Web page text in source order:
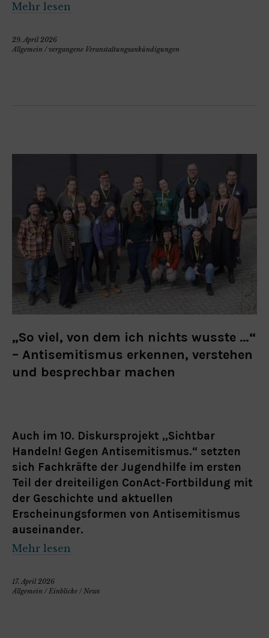
Mehr lesen
29. April 2026
Allgemein /vergangene Veranstaltungsankündigungen
„So viel, von dem ich nichts wusste …“
– Antisemitismus erkennen, verstehen
und besprechbar machen
Auch im 10. Diskursprojekt „Sichtbar
Handeln! Gegen Antisemitismus.“ setzten
sich Fachkräfte der Jugendhilfe im ersten
Teil der dreiteiligen ConAct-Fortbildung mit
der Geschichte und aktuellen
Erscheinungsformen von Antisemitismus
auseinander.
Mehr lesen
17. April 2026
Allgemein /Einblicke /News